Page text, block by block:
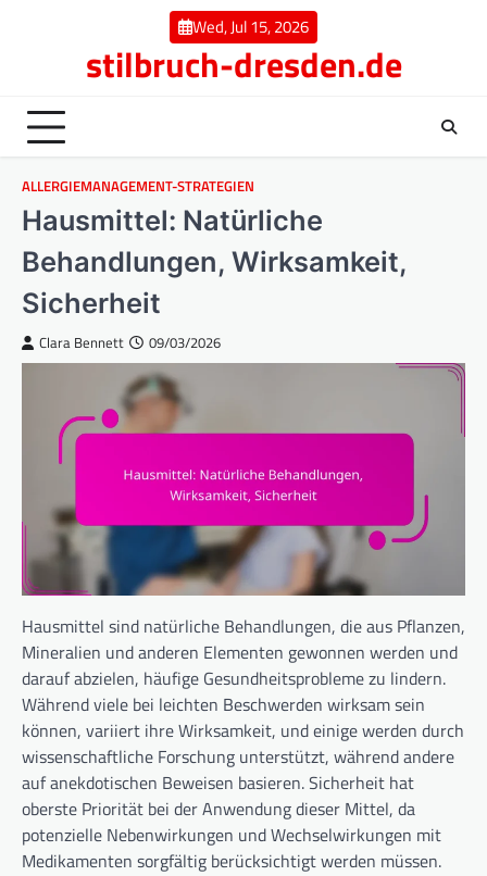
Wed, Jul 15, 2026
stilbruch-dresden.de
ALLERGIEMANAGEMENT-STRATEGIEN
Hausmittel: Natürliche
Behandlungen, Wirksamkeit,
Sicherheit
Clara Bennett 09/03/2026
Hausmittel sind natürliche Behandlungen, die aus Pflanzen,
Mineralien und anderen Elementen gewonnen werden und
darauf abzielen, häufige Gesundheitsprobleme zu lindern.
Während viele bei leichten Beschwerden wirksam sein
können, variiert ihre Wirksamkeit, und einige werden durch
wissenschaftliche Forschung unterstützt, während andere
auf anekdotischen Beweisen basieren. Sicherheit hat
oberste Priorität bei der Anwendung dieser Mittel, da
potenzielle Nebenwirkungen und Wechselwirkungen mit
Medikamenten sorgfältig berücksichtigt werden müssen.